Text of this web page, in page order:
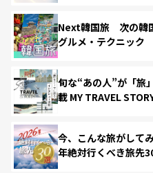
Next韓国旅 次の韓
グルメ・テクニック
旬な“あの人”が「旅
載 MY TRAVEL
今、こんな旅がして
年絶対行くべき旅先